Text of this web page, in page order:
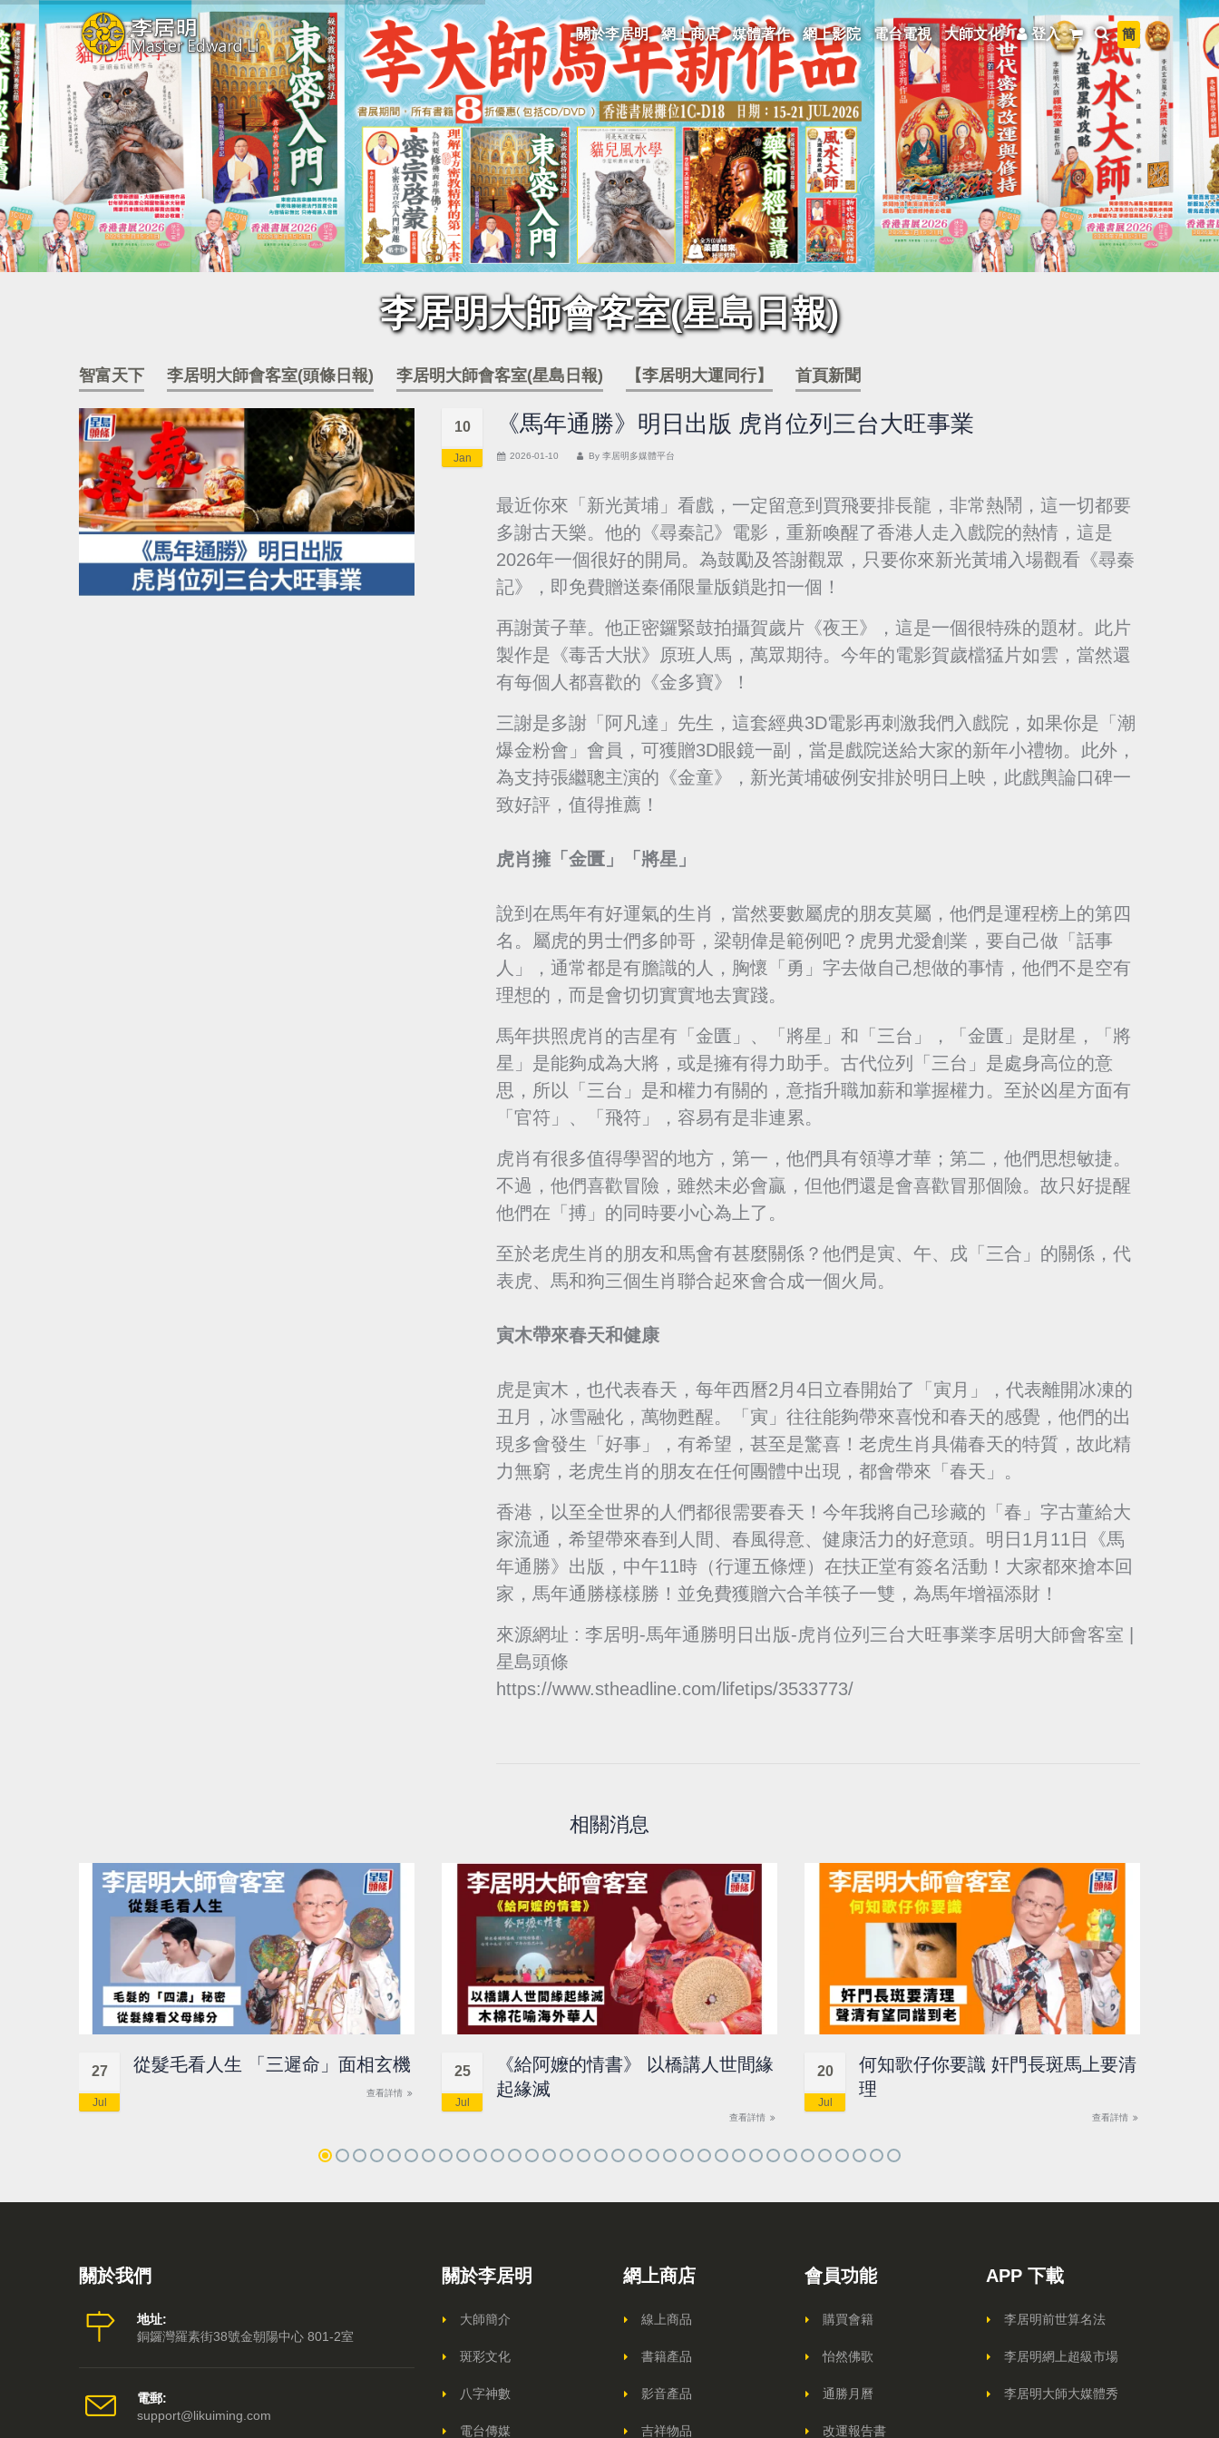
關於李居明 網上商店 媒體著作 網上影院 電台電視 大師文化 登入 簡
李居明大師會客室(星島日報)
智富天下 李居明大師會客室(頭條日報) 李居明大師會客室(星島日報) 【李居明大運同行】 首頁新聞
10
Jan
《馬年通勝》明日出版 虎肖位列三台大旺事業
2026-01-10 By 李居明多媒體平台
最近你來「新光黃埔」看戲，一定留意到買飛要排長龍，非常熱鬧，這一切都要
多謝古天樂。他的《尋秦記》電影，重新喚醒了香港人走入戲院的熱情，這是
2026年一個很好的開局。為鼓勵及答謝觀眾，只要你來新光黃埔入場觀看《尋秦
記》，即免費贈送秦俑限量版鎖匙扣一個！
再謝黃子華。他正密鑼緊鼓拍攝賀歲片《夜王》，這是一個很特殊的題材。此片
製作是《毒舌大狀》原班人馬，萬眾期待。今年的電影賀歲檔猛片如雲，當然還
有每個人都喜歡的《金多寶》！
三謝是多謝「阿凡達」先生，這套經典3D電影再刺激我們入戲院，如果你是「潮
爆金粉會」會員，可獲贈3D眼鏡一副，當是戲院送給大家的新年小禮物。此外，
為支持張繼聰主演的《金童》，新光黃埔破例安排於明日上映，此戲輿論口碑一
致好評，值得推薦！
虎肖擁「金匱」「將星」
說到在馬年有好運氣的生肖，當然要數屬虎的朋友莫屬，他們是運程榜上的第四
名。屬虎的男士們多帥哥，梁朝偉是範例吧？虎男尤愛創業，要自己做「話事
人」，通常都是有膽識的人，胸懷「勇」字去做自己想做的事情，他們不是空有
理想的，而是會切切實實地去實踐。
馬年拱照虎肖的吉星有「金匱」、「將星」和「三台」，「金匱」是財星，「將
星」是能夠成為大將，或是擁有得力助手。古代位列「三台」是處身高位的意
思，所以「三台」是和權力有關的，意指升職加薪和掌握權力。至於凶星方面有
「官符」、「飛符」，容易有是非連累。
虎肖有很多值得學習的地方，第一，他們具有領導才華；第二，他們思想敏捷。
不過，他們喜歡冒險，雖然未必會贏，但他們還是會喜歡冒那個險。故只好提醒
他們在「搏」的同時要小心為上了。
至於老虎生肖的朋友和馬會有甚麼關係？他們是寅、午、戌「三合」的關係，代
表虎、馬和狗三個生肖聯合起來會合成一個火局。
寅木帶來春天和健康
虎是寅木，也代表春天，每年西曆2月4日立春開始了「寅月」，代表離開冰凍的
丑月，冰雪融化，萬物甦醒。「寅」往往能夠帶來喜悅和春天的感覺，他們的出
現多會發生「好事」，有希望，甚至是驚喜！老虎生肖具備春天的特質，故此精
力無窮，老虎生肖的朋友在任何團體中出現，都會帶來「春天」。
香港，以至全世界的人們都很需要春天！今年我將自己珍藏的「春」字古董給大
家流通，希望帶來春到人間、春風得意、健康活力的好意頭。明日1月11日《馬
年通勝》出版，中午11時（行運五條煙）在扶正堂有簽名活動！大家都來搶本回
家，馬年通勝樣樣勝！並免費獲贈六合羊筷子一雙，為馬年增福添財！
來源網址 : 李居明-馬年通勝明日出版-虎肖位列三台大旺事業李居明大師會客室 |
星島頭條
https://www.stheadline.com/lifetips/3533773/
相關消息
27
Jul
從髮毛看人生 「三遲命」面相玄機
查看詳情
25
Jul
《給阿嬤的情書》 以橋講人世間緣
起緣滅
查看詳情
20
Jul
何知歌仔你要識 奸門長斑馬上要清
理
查看詳情
關於我們
地址:
銅鑼灣羅素街38號金朝陽中心 801-2室
電郵:
support@likuiming.com
關於李居明
大師簡介
斑彩文化
八字神數
電台傳媒
網上商店
線上商品
書籍產品
影音產品
吉祥物品
會員功能
購買會籍
怡然佛歌
通勝月曆
改運報告書
APP 下載
李居明前世算名法
李居明網上超級市場
李居明大師大媒體秀